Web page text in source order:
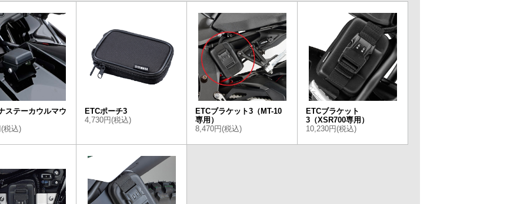
ステーカウルマウ
税込)
ETCポーチ3
4,730円(税込)
ETCブラケット3（MT-10
専用）
8,470円(税込)
ETCブラケット
3（XSR700専用）
10,230円(税込)